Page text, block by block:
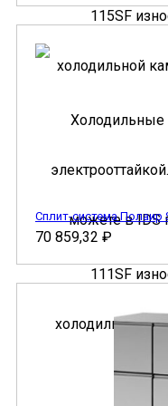
Сплит-система Полаир
70 859,32 ₽